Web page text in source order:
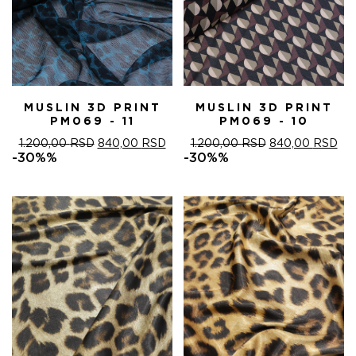
MUSLIN 3D PRINT
PM069 - 11
1.200,00RSD ОРИГИНАЛНА
1.200,00 RSD.
840,00 RSDТРЕНУТНА
ЦЕНА
-30%%
MUSLIN 3D PRINT
PM069 - 10
1.200,00RSD ОРИГИНАЛНА
1.200,00 RSD.
840,00 RSD
-30%%